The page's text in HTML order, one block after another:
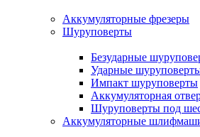
Аккумуляторные фрезеры
Шуруповерты
Безударные
Ударные
Импакт шуруповерты
Аккумуляторная
Шуруповерты под
Аккумуляторные